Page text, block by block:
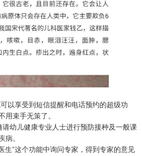
享受到短信提醒和电话预约的超级功
束手无策了。
幼儿健康专业人士进行预防接种及一般课
。
”这个功能中询问专家，得到专家的意见